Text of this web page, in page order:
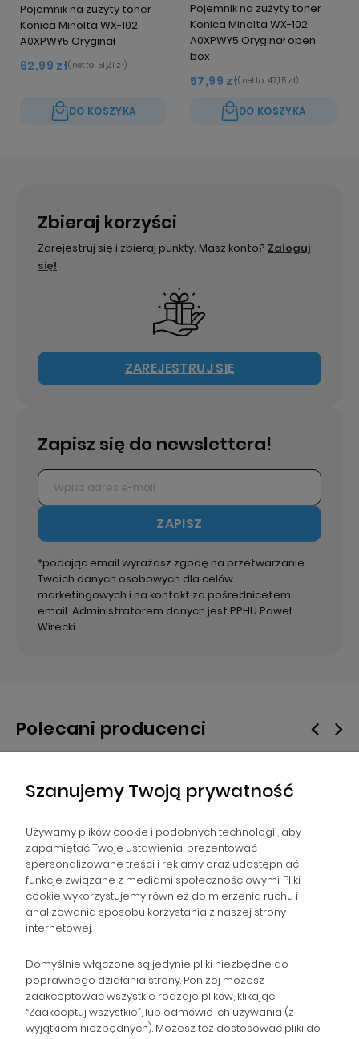
Pojemnik na zużyty toner
Konica Minolta WX-102
A0XPWY5 Oryginał
62,99 zł(netto: 51,21 zł)
DO KOSZYKA
Pojemnik na zużyty toner
Konica Minolta WX-102
A0XPWY5 Oryginał open
box
57,99 zł(netto: 47,15 zł)
DO KOSZYKA
Zbieraj korzyści
Zarejestruj się i zbieraj punkty. Masz konto? Zaloguj
się!
ZAREJESTRUJ SIĘ
Zapisz się do newslettera!
ZAPISZ
*podając email wyrażasz zgodę na przetwarzanie
Twoich danych osobowych dla celów
marketingowych i na kontakt za pośrednicetem
email. Administratorem danych jest PPHU Paweł
Wirecki.
Polecani producenci
NAWIGACJA
POMOC
ZAMÓWIENIA
POPULARNE KATEGORIE
Szanujemy Twoją prywatność
Używamy plików cookie i podobnych technologii, aby
zapamiętać Twoje ustawienia, prezentować
spersonalizowane treści i reklamy oraz udostępniać
funkcje związane z mediami społecznościowymi. Pliki
cookie wykorzystujemy również do mierzenia ruchu i
analizowania sposobu korzystania z naszej strony
internetowej.
Domyślnie włączone są jedynie pliki niezbędne do
poprawnego działania strony. Poniżej możesz
zaakceptować wszystkie rodzaje plików, klikając
“Zaakceptuj wszystkie”, lub odmówić ich używania (z
wyjątkiem niezbędnych). Możesz też dostosować pliki do